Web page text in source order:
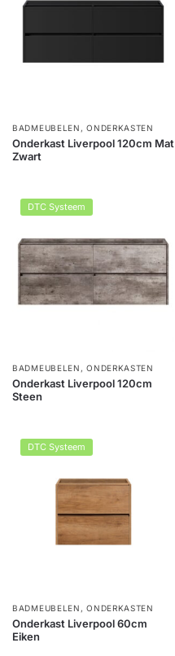
BADMEUBELEN ,ONDERKASTEN
Onderkast Liverpool 120cm Mat
Zwart
DTC Systeem
BADMEUBELEN ,ONDERKASTEN
Onderkast Liverpool 120cm
Steen
DTC Systeem
BADMEUBELEN ,ONDERKASTEN
Onderkast Liverpool 60cm
Eiken